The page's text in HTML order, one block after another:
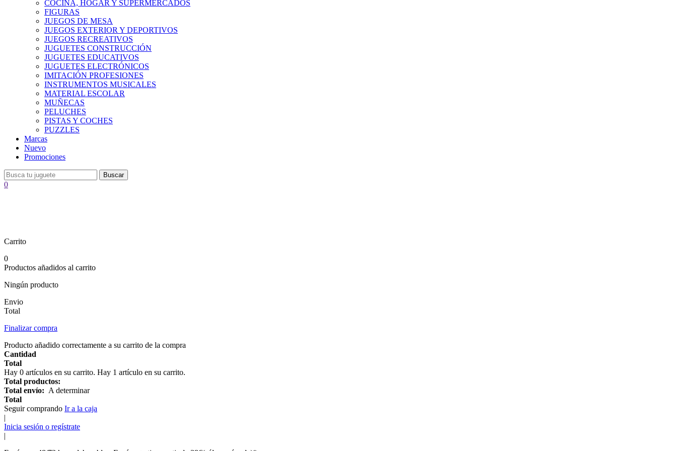
COCINA, HOGAR Y SUPERMERCADOS
FIGURAS
JUEGOS DE MESA
JUEGOS EXTERIOR Y DEPORTIVOS
JUEGOS RECREATIVOS
JUGUETES CONSTRUCCIÓN
JUGUETES EDUCATIVOS
JUGUETES ELECTRÓNICOS
IMITACIÓN PROFESIONES
INSTRUMENTOS MUSICALES
MATERIAL ESCOLAR
MUÑECAS
PELUCHES
PISTAS Y COCHES
PUZZLES
Marcas
Nuevo
Promociones
Buscar
0
Carrito
0
Productos añadidos al carrito
Ningún producto
Envio
Total
Finalizar compra
Producto añadido correctamente a su carrito de la compra
Cantidad
Total
Hay 0 artículos en su carrito. Hay 1 artículo en su carrito.
Total productos:
Total envío: A determinar
Total
Seguir comprando Ir a la caja
|
Inicia sesión o regístrate
|